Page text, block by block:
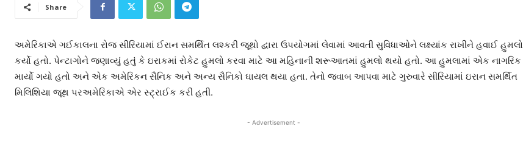
Share
અમેરિકાએ ગઈકાલના રોજ સીરિયામાં ઈરાન સમર્થિત લશ્કરી જૂથો દ્વારા ઉપયોગમાં લેવામાં આવતી સુવિધાઓને લક્ષ્યાંક રાખીને હવાઈ હુમલો
કર્યો હતો. પેન્ટાગોને જણાવ્યું હતું કે ઇરાકમાં રોકેટ હુમલો કરવા માટે આ મહિનાની શરૂઆતમાં હુમલો થયો હતો. આ હુમલામાં એક નાગરિક
માર્યો ગયો હતો અને એક અમેરિકન સૈનિક અને અન્ય સૈનિકો ઘાયલ થયા હતા. તેનો જવાબ આપવા માટે ગુરુવારે સીરિયામાં ઇરાન સમર્થિત
મિલિશિયા જૂથ પરઅમેરિકાએ એર સ્ટ્રાઈક કરી હતી.
- Advertisement -